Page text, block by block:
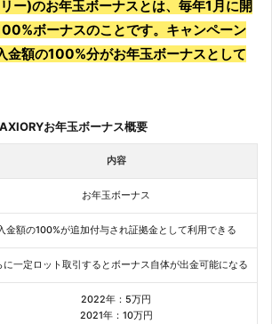
ー)のお年玉ボーナスとは、毎年1月に開
ボーナスのことです。キャンペーン
金額の100%分がお年玉ボーナスとして
AXIORYお年玉ボーナス概要
内容
お年玉ボーナス
金額の100%が追加付与され証拠金として利用できる
に一定ロット取引するとボーナス自体が出金可能になる
2022年：5万円
2021年：10万円